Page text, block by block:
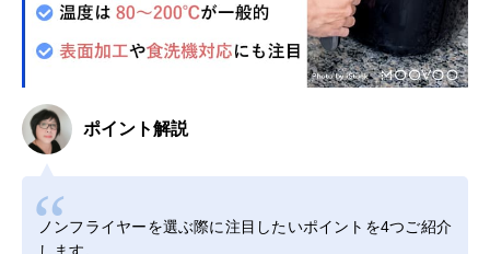
ポイント解説
ノンフライヤーを選ぶ際に注目したいポイントを4つご紹介